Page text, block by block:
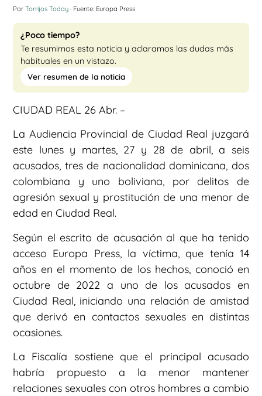
Por Torrijos Today · Fuente: Europa Press
¿Poco tiempo?
Te resumimos esta noticia y aclaramos las dudas más
habituales en un vistazo.
Ver resumen de la noticia
CIUDAD REAL 26 Abr. –
La Audiencia Provincial de Ciudad Real juzgará
este lunes y martes, 27 y 28 de abril, a seis
acusados, tres de nacionalidad dominicana, dos
colombiana y uno boliviana, por delitos de
agresión sexual y prostitución de una menor de
edad en Ciudad Real.
Según el escrito de acusación al que ha tenido
acceso Europa Press, la víctima, que tenía 14
años en el momento de los hechos, conoció en
octubre de 2022 a uno de los acusados en
Ciudad Real, iniciando una relación de amistad
que derivó en contactos sexuales en distintas
ocasiones.
La Fiscalía sostiene que el principal acusado
habría propuesto a la menor mantener
relaciones sexuales con otros hombres a cambio